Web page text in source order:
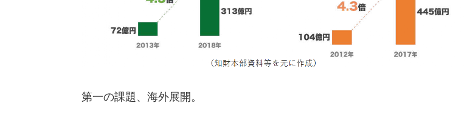
第一の課題、海外展開。